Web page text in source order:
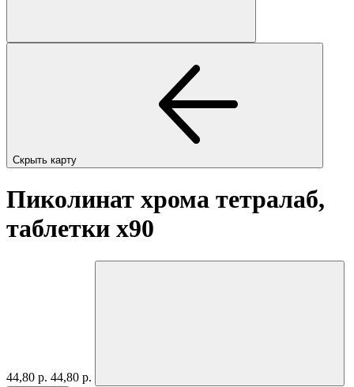
Скрыть карту
Пиколинат хрома тетралаб,
таблетки x90
44,80 р. 44,80 р.